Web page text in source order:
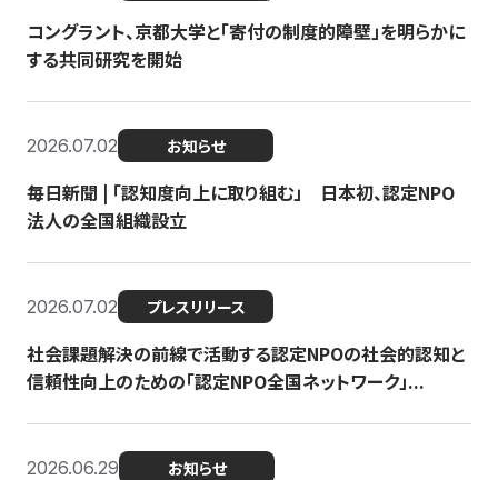
コングラント、京都大学と「寄付の制度的障壁」を明らかに
する共同研究を開始
2026.07.02 お知らせ
毎日新聞 | 「認知度向上に取り組む」 日本初、認定NPO
法人の全国組織設立
2026.07.02 プレスリリース
社会課題解決の前線で活動する認定NPOの社会的認知と
信頼性向上のための「認定NPO全国ネットワーク」...
2026.06.29 お知らせ